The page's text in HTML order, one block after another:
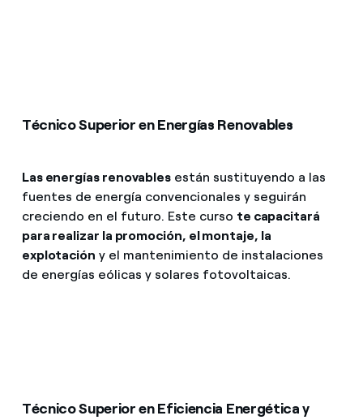
Técnico Superior en Energías Renovables
Las energías renovables están sustituyendo a las
fuentes de energía convencionales y seguirán
creciendo en el futuro. Este curso te capacitará
para realizar la promoción, el montaje, la
explotación y el mantenimiento de instalaciones
de energías eólicas y solares fotovoltaicas.
Técnico Superior en Eficiencia Energética y